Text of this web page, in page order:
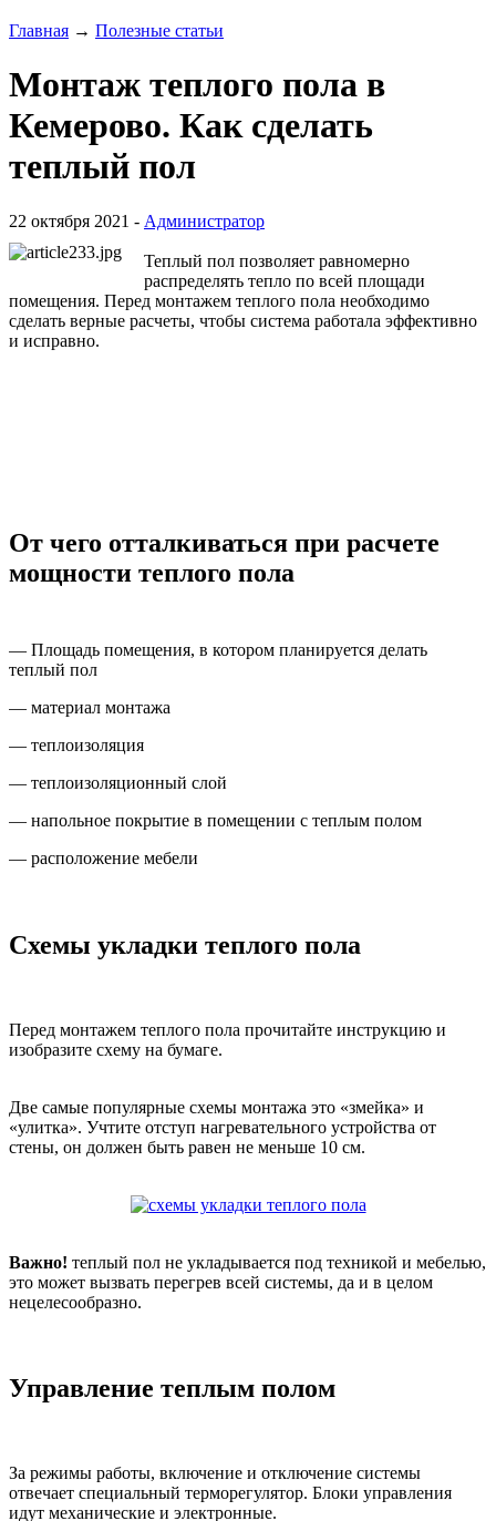
Главная → Полезные статьи
Монтаж теплого пола в
Кемерово. Как сделать
теплый пол
22 октября 2021 - Администратор
Теплый пол позволяет равномерно
распределять тепло по всей площади
помещения. Перед монтажем теплого пола необходимо
сделать верные расчеты, чтобы система работала эффективно
и исправно.
От чего отталкиваться при расчете
мощности теплого пола
— Площадь помещения, в котором планируется делать
теплый пол
— материал монтажа
— теплоизоляция
— теплоизоляционный слой
— напольное покрытие в помещении с теплым полом
— расположение мебели
Схемы укладки теплого пола
Перед монтажем теплого пола прочитайте инструкцию и
изобразите схему на бумаге.
Две самые популярные схемы монтажа это «змейка» и
«улитка». Учтите отступ нагревательного устройства от
стены, он должен быть равен не меньше 10 см.
Важно! теплый пол не укладывается под техникой и мебелью,
это может вызвать перегрев всей системы, да и в целом
нецелесообразно.
Управление теплым полом
За режимы работы, включение и отключение системы
отвечает специальный терморегулятор. Блоки управления
идут механические и электронные.